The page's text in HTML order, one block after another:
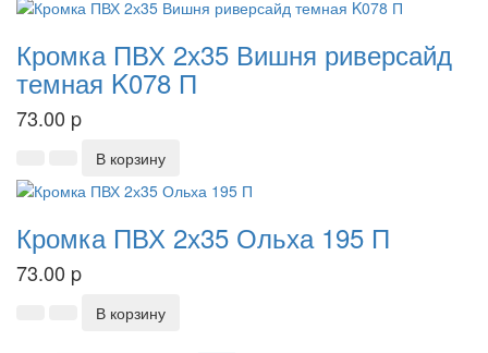
Кромка ПВХ 2х35 Вишня риверсайд
темная K078 П
73.00 p
В корзину
Кромка ПВХ 2х35 Ольха 195 П
73.00 p
В корзину